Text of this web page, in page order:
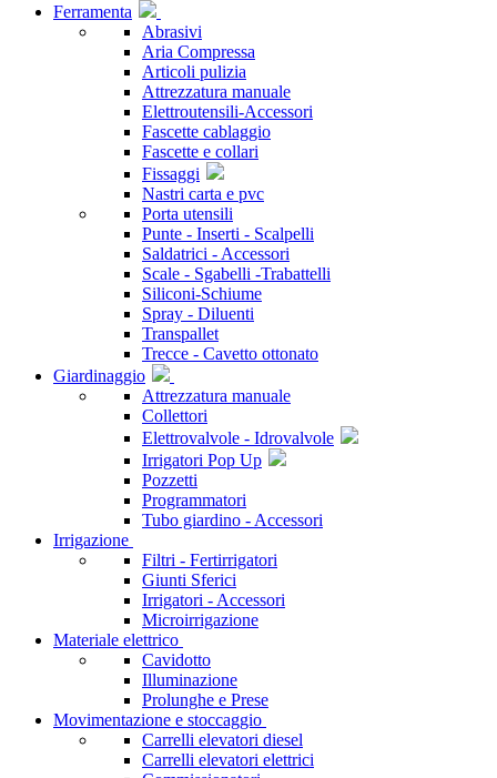
Ferramenta
Abrasivi
Aria Compressa
Articoli pulizia
Attrezzatura manuale
Elettroutensili-Accessori
Fascette cablaggio
Fascette e collari
Fissaggi
Nastri carta e pvc
Porta utensili
Punte - Inserti - Scalpelli
Saldatrici - Accessori
Scale - Sgabelli -Trabattelli
Siliconi-Schiume
Spray - Diluenti
Transpallet
Trecce - Cavetto ottonato
Giardinaggio
Attrezzatura manuale
Collettori
Elettrovalvole - Idrovalvole
Irrigatori Pop Up
Pozzetti
Programmatori
Tubo giardino - Accessori
Irrigazione
Filtri - Fertirrigatori
Giunti Sferici
Irrigatori - Accessori
Microirrigazione
Materiale elettrico
Cavidotto
Illuminazione
Prolunghe e Prese
Movimentazione e stoccaggio
Carrelli elevatori diesel
Carrelli elevatori elettrici